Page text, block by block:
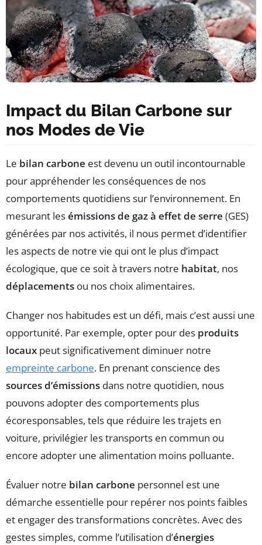
Impact du Bilan Carbone sur
nos Modes de Vie
Le bilan carbone est devenu un outil incontournable
pour appréhender les conséquences de nos
comportements quotidiens sur l’environnement. En
mesurant lesémissions de gaz à effet de serre (GES)
générées par nos activités, il nous permet d’identifier
les aspects de notre vie qui ont le plus d’impact
écologique, que ce soit à travers notre habitat, nos
déplacements ou nos choix alimentaires.
Changer nos habitudes est un défi, mais c’est aussi une
opportunité. Par exemple, opter pour des produits
locaux peut significativement diminuer notre
empreinte carbone. En prenant conscience des
sources d’émissions dans notre quotidien, nous
pouvons adopter des comportements plus
écoresponsables, tels que réduire les trajets en
voiture, privilégier les transports en commun ou
encore adopter une alimentation moins polluante.
Évaluer notre bilan carbone personnel est une
démarche essentielle pour repérer nos points faibles
et engager des transformations concrètes. Avec des
gestes simples, comme l’utilisation d’énergies